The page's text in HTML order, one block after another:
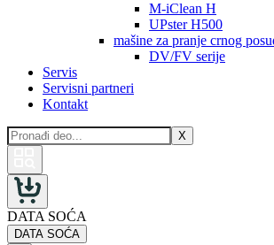
M-iClean H
UPster H500
mašine za pranje crnog
DV/FV serije
Servis
Servisni partneri
Kontakt
X
DATA SOĆA
DATA SOĆA